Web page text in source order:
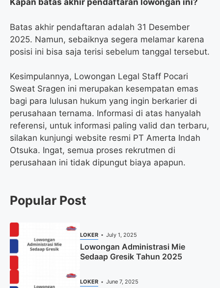
Kapan batas akhir pendaftaran lowongan ini?
Batas akhir pendaftaran adalah 31 Desember
2025. Namun, sebaiknya segera melamar karena
posisi ini bisa saja terisi sebelum tanggal tersebut.
Kesimpulannya, Lowongan Legal Staff Pocari
Sweat Sragen ini merupakan kesempatan emas
bagi para lulusan hukum yang ingin berkarier di
perusahaan ternama. Informasi di atas hanyalah
referensi, untuk informasi paling valid dan terbaru,
silakan kunjungi website resmi PT Amerta Indah
Otsuka. Ingat, semua proses rekrutmen di
perusahaan ini tidak dipungut biaya apapun.
Popular Post
LOKER July 1, 2025
Lowongan Administrasi Mie
Sedaap Gresik Tahun 2025
LOKER June 7, 2025